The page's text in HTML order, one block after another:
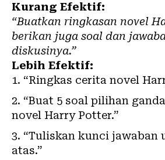
Kurang Efektif:
“Buatkan ringkasan novel
berikan juga soal dan
diskusinya.”
Lebih Efektif:
“Ringkas cerita novel
“Buat 5 soal pilihan
novel Harry Potter.”
“Tuliskan kunci jawaban
atas.”